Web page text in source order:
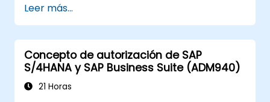
de materiales y ventas y distribución.
Gestionar los datos maestros de
proveedores, clientes y materiales dentro
de SAP ERP.
Aplicar el conocimiento de SAP ERP en
escenarios empresariales reales a través
Leer más...
Concepto de autorización de SAP
S/4HANA y SAP Business Suite (ADM940)
21 Horas